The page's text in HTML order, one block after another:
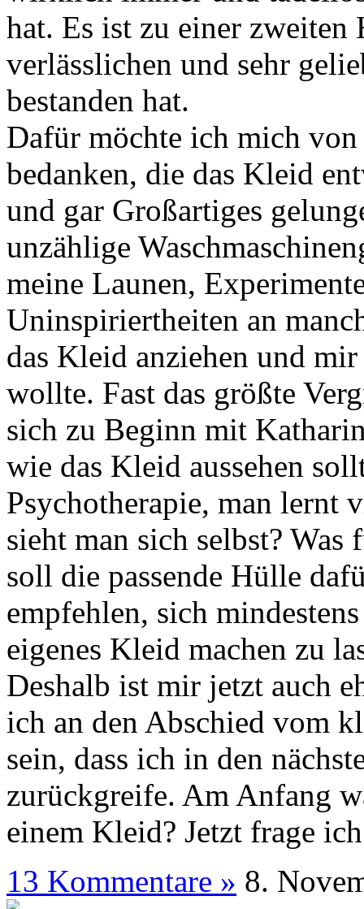
hat. Es ist zu einer zweiten
verlässlichen und sehr
bestanden hat.
Dafür möchte ich mich
bedanken, die das Kleid
und gar Großartiges
unzählige
meine Launen,
Uninspiriertheiten an
das Kleid anziehen und
wollte. Fast das größte
sich zu Beginn mit
wie das Kleid aussehen
Psychotherapie, man lernt
sieht man sich selbst?
soll die passende Hülle
empfehlen, sich
eigenes Kleid machen zu
Deshalb ist mir jetzt auch
ich an den Abschied vom
sein, dass ich in den
zurückgreife. Am Anfang
einem Kleid? Jetzt frage
13 Kommentare » 8.